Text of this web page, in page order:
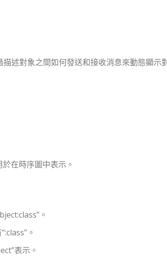
述對象之間如何發送和接收消息來動態顯示
在時序圖中表示。
。
。
表示。